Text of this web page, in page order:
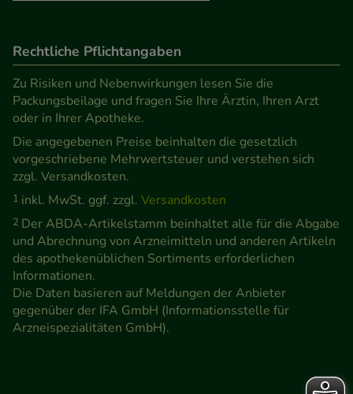
unsere Website weiter für Sie optimieren können,
Werbung auf Drittseiten möglichst relevant für Sie
zu gestalten. Bitte beachten Sie, dass Daten hierfür
teilweise an Dritte wie z.B. Google oder soziale
Medien übertragen werden.
Rechtliche Pflichtangaben
Zu Risiken und Nebenwirkungen lesen Sie die
Packungsbeilage und fragen Sie Ihre Ärztin, Ihren Arzt
oder in Ihrer Apotheke.
Die angegebenen Preise beinhalten die gesetzlich
vorgeschriebene Mehrwertsteuer und verstehen sich
zzgl. Versandkosten.
1 inkl. MwSt. ggf. zzgl. Versandkosten
2 Der ABDA-Artikelstamm beinhaltet alle für die Abgabe
und Abrechnung von Arzneimitteln und anderen Artikeln
des apothekenüblichen Sortiments erforderlichen
Informationen.
Die Daten basieren auf Meldungen der Anbieter
gegenüber der IFA GmbH (Informationsstelle für
Arzneispezialitäten GmbH).